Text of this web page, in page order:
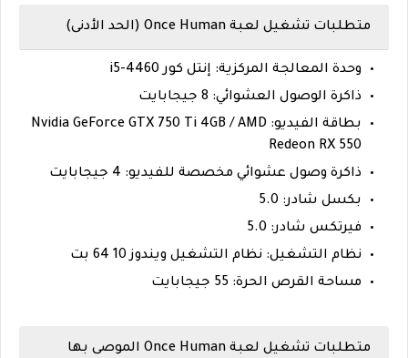
متطلبات تشغيل لعبة Once Human (الحد الأدنى)
وحدة المعالجة المركزية: إنتل كور i5-4460
ذاكرة الوصول العشوائي: 8 جيجابايت
بطاقة الفيديو: Nvidia GeForce GTX 750 Ti 4GB / AMD
Redeon RX 550
ذاكرة وصول عشوائي مخصصة للفيديو: 4 جيجابايت
بكسل شادر: 5.0
فيرتكس شادر: 5.0
نظام التشغيل: نظام التشغيل ويندوز 10 64 بت
مساحة القرص الحرة: 55 جيجابايت
متطلبات تشغيل لعبة Once Human الموصى بها